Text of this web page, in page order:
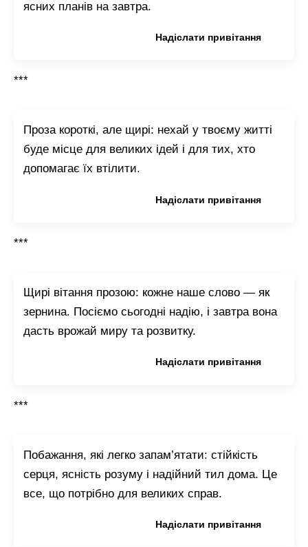
ясних планів на завтра.
Надіслати привітання
***
Проза короткі, але щирі: нехай у твоєму житті
буде місце для великих ідей і для тих, хто
допомагає їх втілити.
Надіслати привітання
***
Щирі вітання прозою: кожне наше слово — як
зернина. Посіємо сьогодні надію, і завтра вона
дасть врожай миру та розвитку.
Надіслати привітання
***
Побажання, які легко запам’ятати: стійкість
серця, ясність розуму і надійний тил дома. Це
все, що потрібно для великих справ.
Надіслати привітання